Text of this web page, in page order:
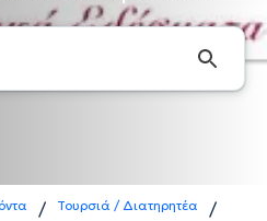
/ Τουρσιά / Διατηρητέα /